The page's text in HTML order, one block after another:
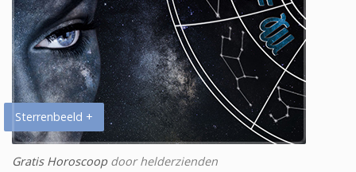
Sterrenbeeld +
Gratis Horoscoopdoor helderzienden